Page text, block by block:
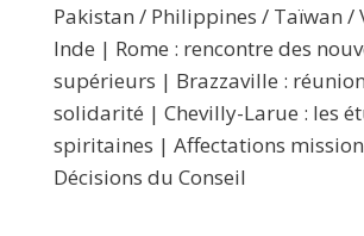
Pakistan / Philippines / Taïwan /
Inde | Rome : rencontre des
supérieurs | Brazzaville :
solidarité | Chevilly-Larue : les
spiritaines | Affectations
Décisions du Conseil